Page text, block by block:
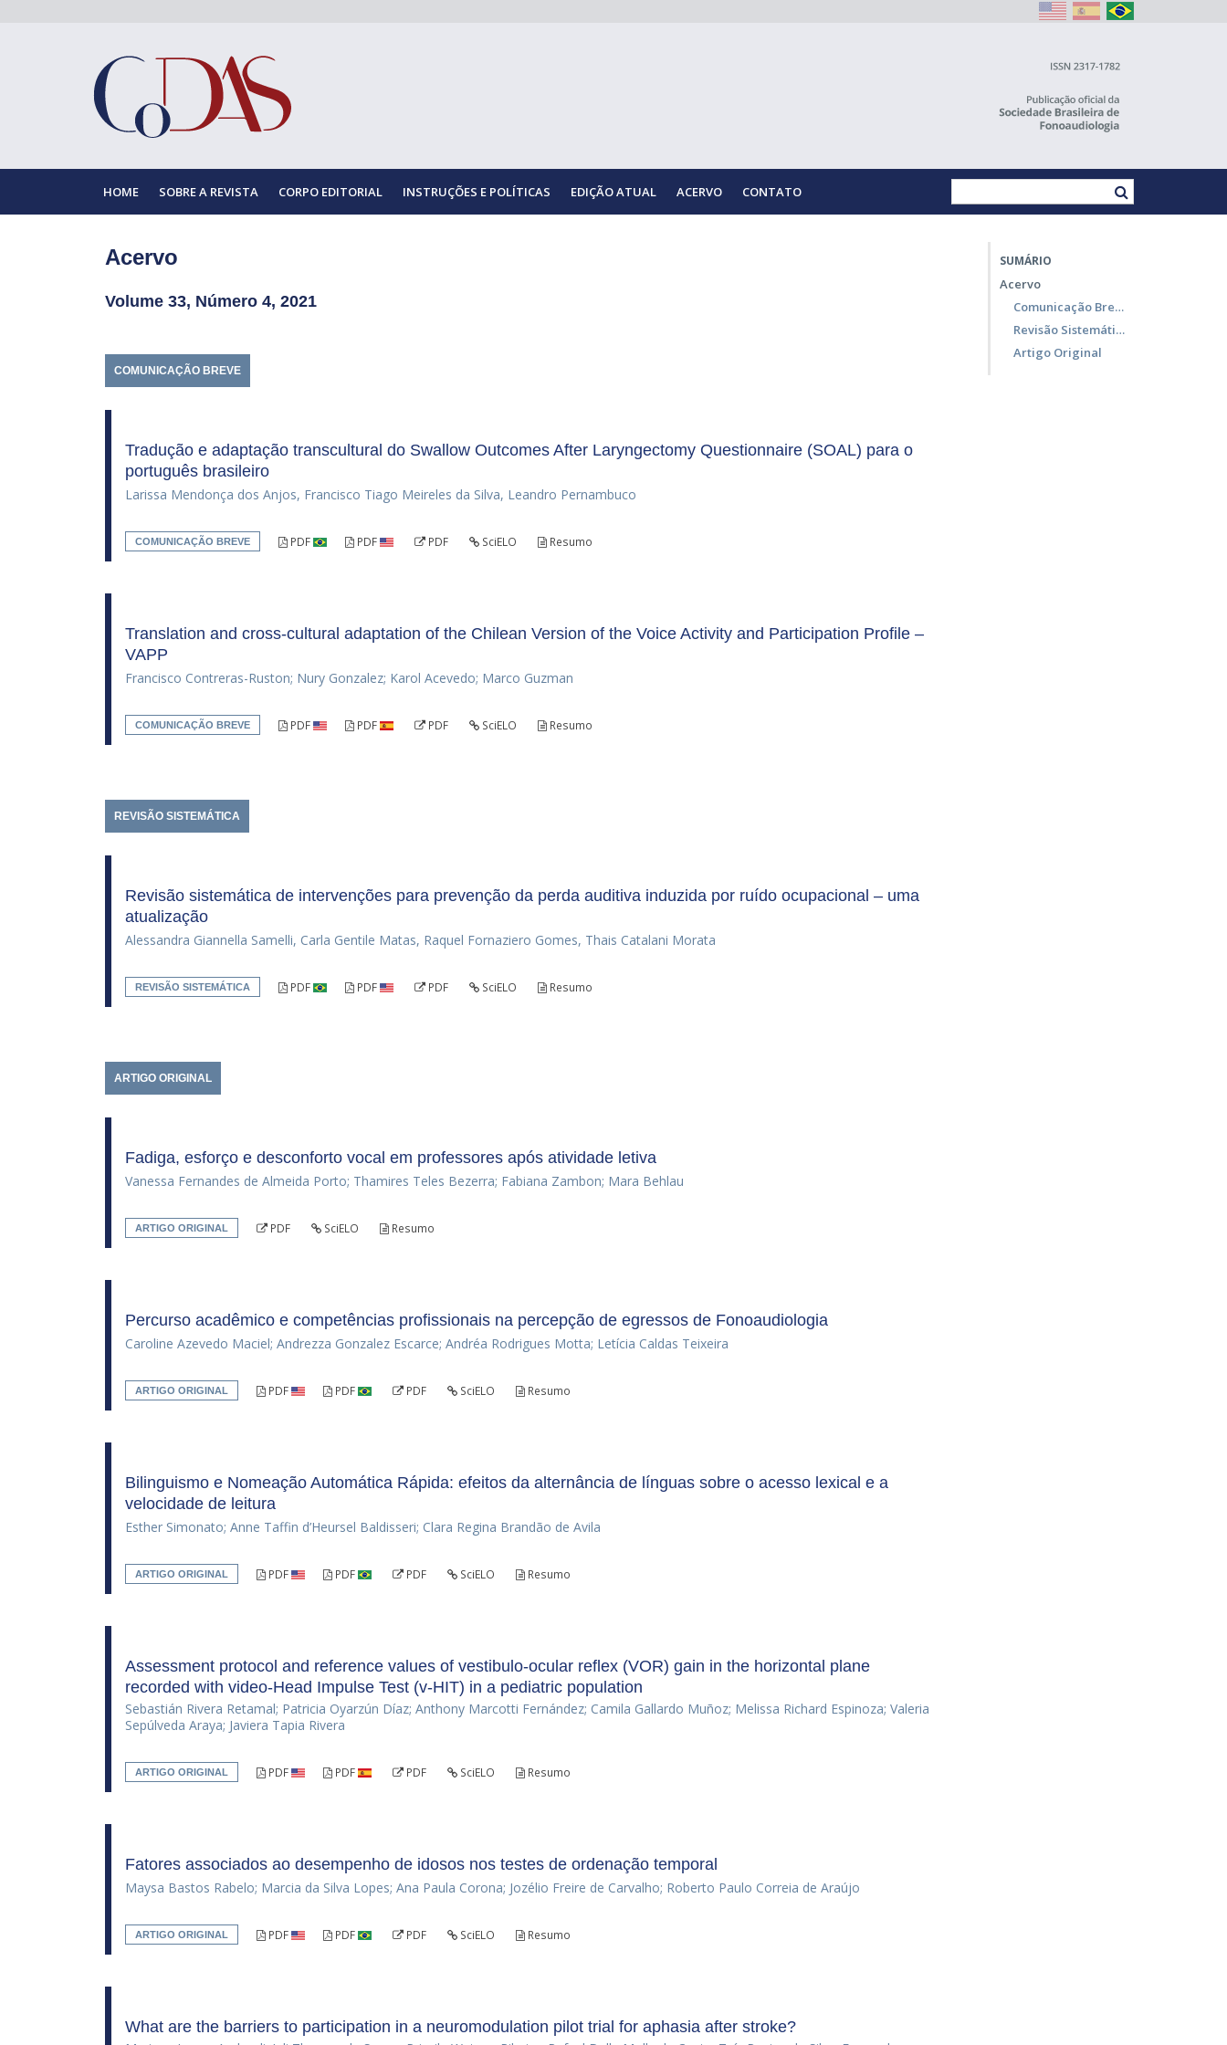
HOME SOBRE A REVISTA CORPO EDITORIAL INSTRUÇÕES E POLÍTICAS EDIÇÃO ATUAL ACERVO CONTATO
Acervo
Volume 33, Número 4, 2021
COMUNICAÇÃO BREVE
Tradução e adaptação transcultural do Swallow Outcomes After Laryngectomy Questionnaire (SOAL) para o
português brasileiro
Larissa Mendonça dos Anjos, Francisco Tiago Meireles da Silva, Leandro Pernambuco
COMUNICAÇÃO BREVE PDF PDF PDF SciELO Resumo
Translation and cross-cultural adaptation of the Chilean Version of the Voice Activity and Participation Profile –
VAPP
Francisco Contreras-Ruston; Nury Gonzalez; Karol Acevedo; Marco Guzman
COMUNICAÇÃO BREVE PDF PDF PDF SciELO Resumo
REVISÃO SISTEMÁTICA
Revisão sistemática de intervenções para prevenção da perda auditiva induzida por ruído ocupacional – uma
atualização
Alessandra Giannella Samelli, Carla Gentile Matas, Raquel Fornaziero Gomes, Thais Catalani Morata
REVISÃO SISTEMÁTICA PDF PDF PDF SciELO Resumo
ARTIGO ORIGINAL
Fadiga, esforço e desconforto vocal em professores após atividade letiva
Vanessa Fernandes de Almeida Porto; Thamires Teles Bezerra; Fabiana Zambon; Mara Behlau
ARTIGO ORIGINAL PDF SciELO Resumo
Percurso acadêmico e competências profissionais na percepção de egressos de Fonoaudiologia
Caroline Azevedo Maciel; Andrezza Gonzalez Escarce; Andréa Rodrigues Motta; Letícia Caldas Teixeira
ARTIGO ORIGINAL PDF PDF PDF SciELO Resumo
Bilinguismo e Nomeação Automática Rápida: efeitos da alternância de línguas sobre o acesso lexical e a
velocidade de leitura
Esther Simonato; Anne Taffin d’Heursel Baldisseri; Clara Regina Brandão de Avila
ARTIGO ORIGINAL PDF PDF PDF SciELO Resumo
Assessment protocol and reference values of vestibulo-ocular reflex (VOR) gain in the horizontal plane
recorded with video-Head Impulse Test (v-HIT) in a pediatric population
Sebastián Rivera Retamal; Patricia Oyarzún Díaz; Anthony Marcotti Fernández; Camila Gallardo Muñoz; Melissa Richard Espinoza; Valeria
Sepúlveda Araya; Javiera Tapia Rivera
ARTIGO ORIGINAL PDF PDF PDF SciELO Resumo
Fatores associados ao desempenho de idosos nos testes de ordenação temporal
Maysa Bastos Rabelo; Marcia da Silva Lopes; Ana Paula Corona; Jozélio Freire de Carvalho; Roberto Paulo Correia de Araújo
ARTIGO ORIGINAL PDF PDF PDF SciELO Resumo
What are the barriers to participation in a neuromodulation pilot trial for aphasia after stroke?
SUMÁRIO
Acervo
Comunicação Breve
Revisão Sistemática
Artigo Original